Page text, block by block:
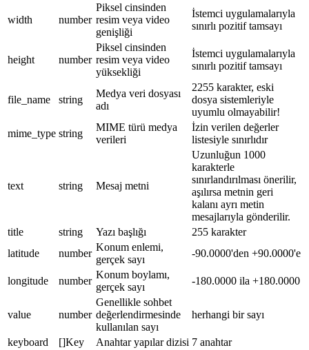
width number
Piksel cinsinden
resim veya video
genişliği
İstemci uygulamalarıyla
sınırlı pozitif tamsayı
height number
Piksel cinsinden
resim veya video
yüksekliği
İstemci uygulamalarıyla
sınırlı pozitif tamsayı
file_name string
Medya veri dosyası
adı
2255 karakter, eski
dosya sistemleriyle
uyumlu olmayabilir!
mime_type string
MIME türü medya
verileri
İzin verilen değerler
listesiyle sınırlıdır
text string Mesaj metni
Uzunluğun 1000
karakterle
sınırlandırılması önerilir,
aşılırsa metnin geri
kalanı ayrı metin
mesajlarıyla gönderilir.
title
string Yazı başlığı
255 karakter
latitude
number
Konum enlemi,
gerçek sayı
-90.0000'den +90.0000'e
longitude number
Konum boylamı,
gerçek sayı
-180.0000 ila +180.0000
value number
Genellikle sohbet
değerlendirmesinde
kullanılan sayı
herhangi bir sayı
keyboard []Key Anahtar yapılar dizisi 7 anahtar